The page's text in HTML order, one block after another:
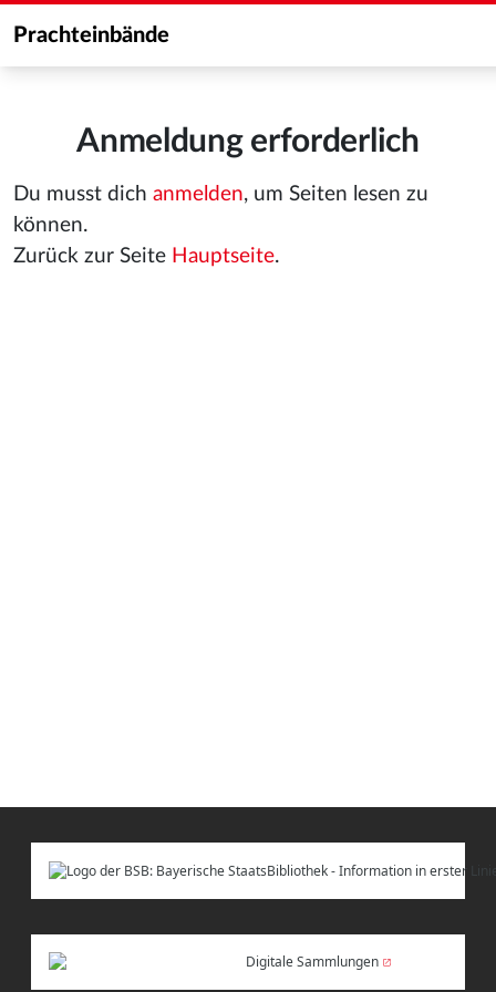
Prachteinbände
Anmeldung erforderlich
Du musst dich anmelden, um Seiten lesen zu
können.
Zurück zur Seite Hauptseite.
Digitale Sammlungen